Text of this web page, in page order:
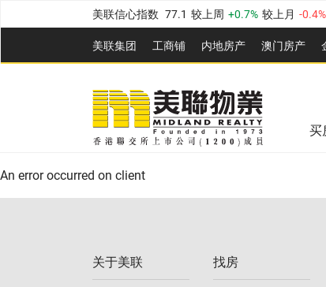
美联信心指数 77.1 较上周 0.7% 较上月 -0.4%
全港指数 149.1 较上周 0% 较上月 0.4% (
港岛指数 157.4 较上周 -0.3% 较上月 -0.8% (
九龙指数 156.4 较上周 -0.1% 较上月
新界指数 134.8 较上周 0.1% 较上月
美联信心指数 77.1 较上周 0.7% 较上月
美联集团 工商铺 内地房产 澳⻔房产
全港指数 149.1 较上周 0% 较上月
美联信心指数 较上周 0.7%
买
An error occurred on client
关于美联 找房